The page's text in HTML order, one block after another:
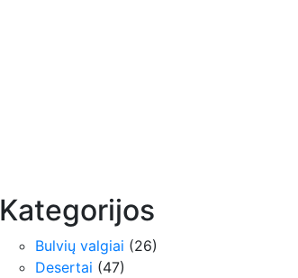
Kategorijos
Bulvių valgiai (26)
Desertai (47)